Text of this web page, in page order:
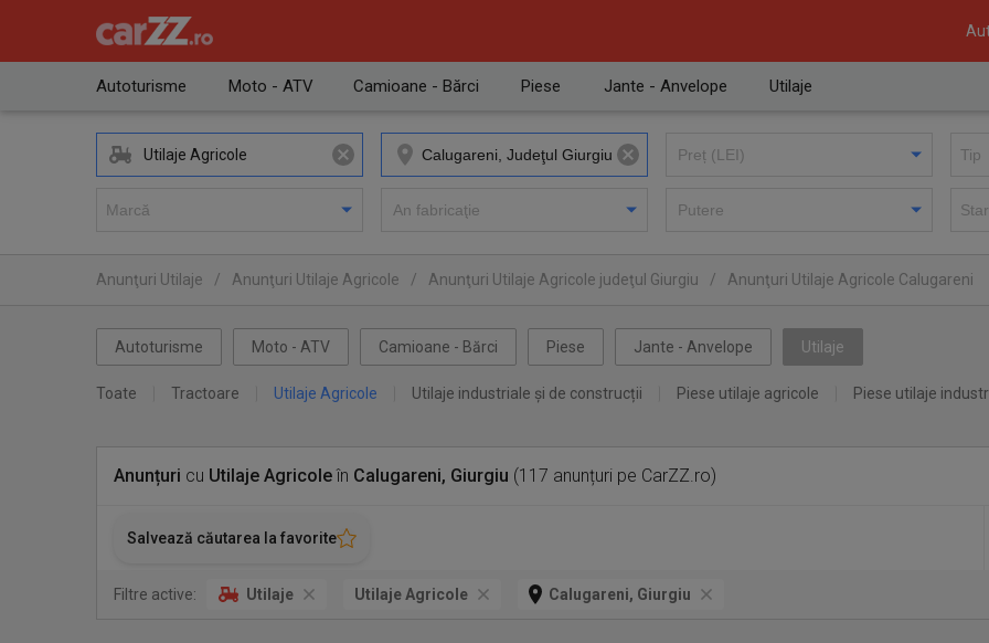
Autoturisme Moto - ATV Camioane - Bărci Piese Jante - Anvelope Utilaje
Utilaje Agricole
Anunţuri Utilaje / Anunţuri Utilaje Agricole / Anunţuri Utilaje Agricole judeţul Giurgiu / Anunţuri Utilaje Agricole Calugareni
Autoturisme Moto - ATV Camioane - Bărci Piese Jante - Anvelope Utilaje
Toate Tractoare Utilaje Agricole Utilaje industriale și de construcții Piese utilaje agricole Piese utilaje
Anunțuri cu Utilaje Agricoleîn Calugareni, Giurgiu (117 anunțuri pe CarZZ.ro)
Salvează căutarea la favorite
Filtre active: Utilaje Utilaje Agricole Calugareni, Giurgiu